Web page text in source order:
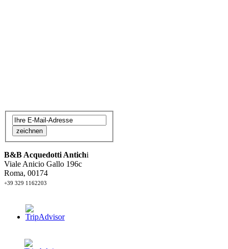
zeichnen
B&B Acquedotti Antichi
Viale Anicio Gallo 196c
Roma, 00174
+39 329 1162203